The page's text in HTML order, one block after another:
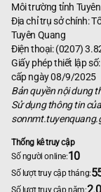
Môi trường tỉnh
Địa chỉ trụ sở chính:
Tuyên Quang
Điện thoại: (0207)
Giấy phép thiết lập
cấp ngày 08/9/2025
Bản quyền nội dung
Sử dụng thông tin
Thống kê truy cập
Số người online:10
Số lượt truy cập tháng:
Số lượt truy cập năm: